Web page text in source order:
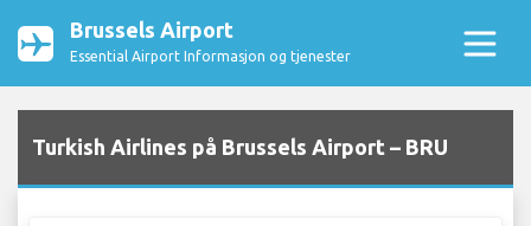
Brussels Airport
Essential Airport Informasjon og tjenester
Turkish Airlines på Brussels Airport – BRU